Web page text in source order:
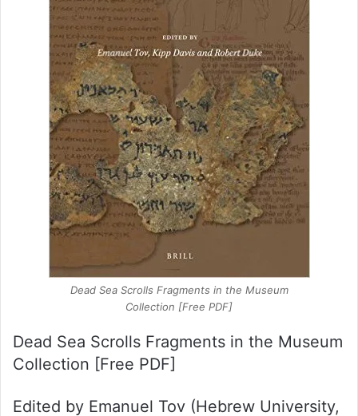
Dead Sea Scrolls Fragments in the Museum
Collection [Free PDF]
Dead Sea Scrolls Fragments in the Museum
Collection [Free PDF]
Edited by Emanuel Tov (Hebrew University,